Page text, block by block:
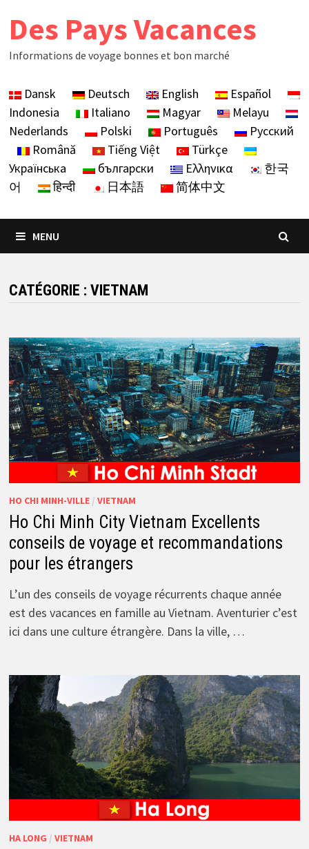
Des Pays Vacances
Informations de voyage bonnes et bon marché
Dansk Deutsch English
Español
Indonesia
Italiano Magyar
Melayu
Nederlands
Polski Português
Русский
Română
Tiếng Việt
Türkçe
Українська
български Ελληνικα
한국
어
हिन्दी 日本語 简体中文
MENU
CATÉGORIE : VIETNAM
HO CHI MINH-VILLE/ VIETNAM
Ho Chi Minh City Vietnam Excellents
conseils de voyage et recommandations
pour les étrangers
L’un des conseils de voyage récurrents chaque année
est des vacances en famille au Vietnam. Aventurier c’est
ici dans une culture étrangère. Dans la ville, …
HA LONG / VIETNAM